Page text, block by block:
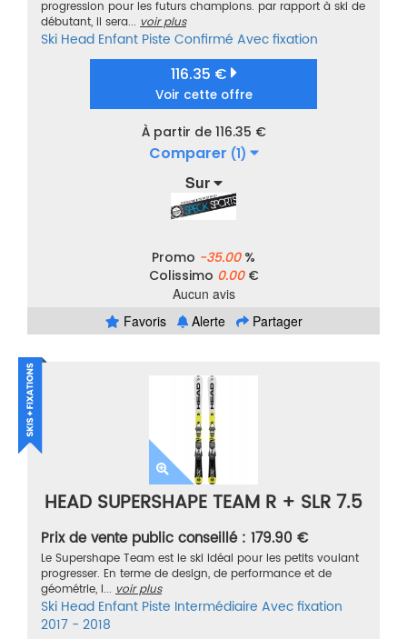
progression pour les futurs champions. par rapport à ski de
débutant, il sera... voir plus
Ski Head Enfant Piste Confirmé Avec fixation
116.35 €
Voir cette offre
À partir de 116.35 €
Comparer (1)
Sur
Promo -35.00%
Colissimo 0.00€
Aucun avis
Favoris
Alerte Partager
HEAD SUPERSHAPE TEAM R + SLR 7.5
Prix de vente public conseillé : 179.90 €
Le Supershape Team est le ski idéal pour les petits voulant
progresser. En terme de design, de performance et de
géométrie, l... voir plus
Ski Head Enfant Piste Intermédiaire Avec fixation
2017 - 2018